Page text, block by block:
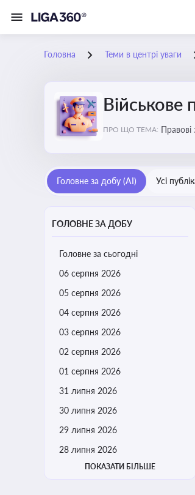
Головна Теми в центрі уваги
Військове
ПРО ЩО ТЕМА: Правові
Головне за добу (AI) Усі
ГОЛОВНЕ ЗА ДОБУ
Головне за сьогодні
06 серпня 2026
05 серпня 2026
04 серпня 2026
03 серпня 2026
02 серпня 2026
01 серпня 2026
31 липня 2026
30 липня 2026
29 липня 2026
28 липня 2026
ПОКАЗАТИ БІЛЬШЕ